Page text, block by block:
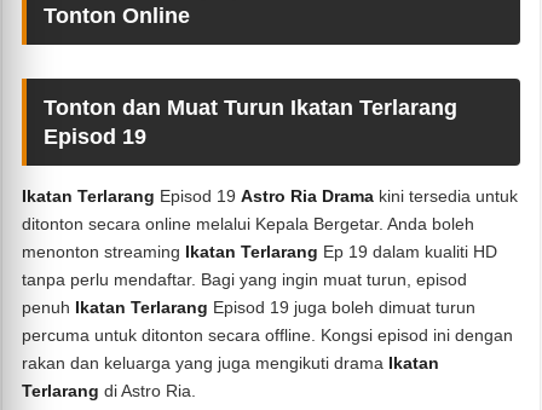
Tonton Online
Tonton dan Muat Turun Ikatan Terlarang
Episod 19
Ikatan Terlarang Episod 19Astro Ria Drama kini tersedia untuk
ditonton secara online melalui Kepala Bergetar. Anda boleh
menonton streaming Ikatan Terlarang Ep 19 dalam kualiti HD
tanpa perlu mendaftar. Bagi yang ingin muat turun, episod
penuh Ikatan Terlarang Episod 19 juga boleh dimuat turun
percuma untuk ditonton secara offline. Kongsi episod ini dengan
rakan dan keluarga yang juga mengikuti drama Ikatan
Terlarang di Astro Ria.